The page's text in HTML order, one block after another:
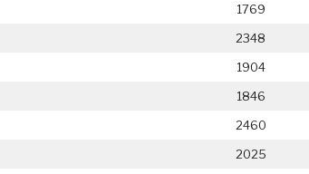
1769
2348
1904
1846
2460
2025